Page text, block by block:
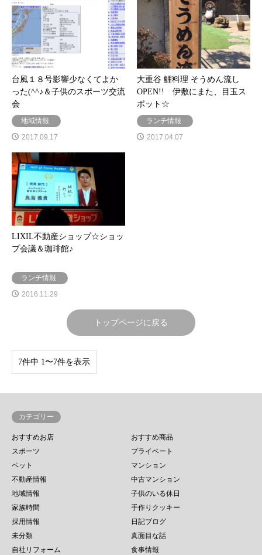
台風１８号影響少なくてよか
った(^^♪＆子供のスポーツ交流
会
地域情報
2017.09.17
大重谷 鯉料理 そうめん流し
OPEN!! 伊敷にまた、目玉ス
ポット☆
ランチ情報
2017.04.07
LIXIL不動産ショップ☆ショッ
プ会議＆珈琲館♪
ランチ情報
2016.11.29
トップページに戻る
7件中 1〜7件を表示
カテゴリー
おすすめお店
おすすめ商品
スポーツ
プライベート
ペット
マンション
不動産情報
中古マンション
地域情報
子供のいる休日
家族時間
手作りクッキー
採用情報
日記ブログ
未分類
真面目な話
自社リフォーム
食事情報